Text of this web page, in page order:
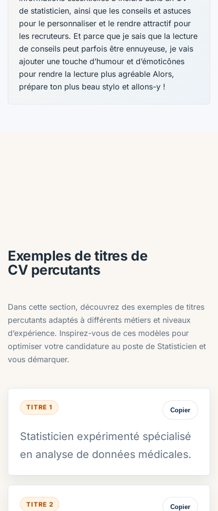
de statisticien, ainsi que les conseils et astuces
pour le personnaliser et le rendre attractif pour
les recruteurs. Et parce que je sais que la lecture
de conseils peut parfois être ennuyeuse, je vais
ajouter une touche d’humour et d’émoticônes
pour rendre la lecture plus agréable Alors,
prépare ton plus beau stylo et allons-y !
Exemples de titres de
CV percutants
Dans cette section, découvrez des exemples de titres
percutants adaptés à différents métiers et niveaux
d’expérience. Inspirez-vous de ces modèles pour
optimiser votre candidature au poste de Statisticien et
vous démarquer.
TITRE 1 Copier
Statisticien expérimenté spécialisé
en analyse de données médicales.
TITRE 2 Copier